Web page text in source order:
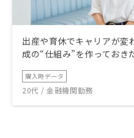
出産や育休でキャリアが変
成の“仕組み”を作っておき
購入時データ
20代 / 金融機関勤務